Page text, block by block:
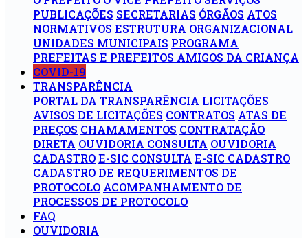
PUBLICAÇÕES SECRETARIAS ÓRGÃOS ATOS
NORMATIVOS ESTRUTURA ORGANIZACIONAL
UNIDADES MUNICIPAIS PROGRAMA
PREFEITAS E PREFEITOS AMIGOS DA CRIANÇA
COVID-19
TRANSPARÊNCIA
PORTAL DA TRANSPARÊNCIA LICITAÇÕES
AVISOS DE LICITAÇÕES CONTRATOS ATAS DE
PREÇOS CHAMAMENTOS CONTRATAÇÃO
DIRETA OUVIDORIA CONSULTA OUVIDORIA
CADASTROE-SIC CONSULTA E-SIC CADASTRO
CADASTRO DE REQUERIMENTOS DE
PROTOCOLO ACOMPANHAMENTO DE
PROCESSOS DE PROTOCOLO
FAQ
OUVIDORIA